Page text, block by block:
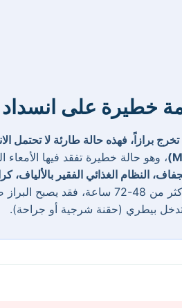
خطيرة على
برازاً، فهذه حالة طارئة لا تحتمل
، وهو حالة خطيرة تفقد فيها الأمعاء
النظام الغذائي الفقير بالألياف،
. إذا استمر الإمساك لأكثر من 48-72 ساعة،
بيطري (حقنة شرجية أو جراحة).